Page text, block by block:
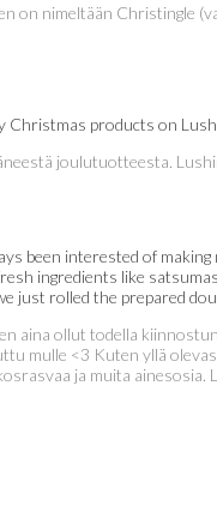
on nimeltään Christingle
products on
joulutuotteesta.
been interested of
ingredients like
just rolled the prepared
aina ollut todella
mulle <3 Kuten yllä
ja muita